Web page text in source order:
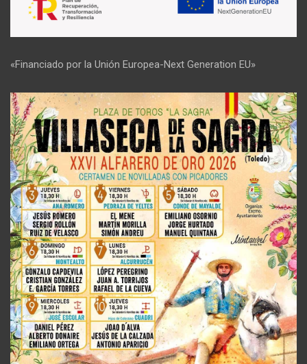
«Financiado por la Unión Europea-Next Generation EU»